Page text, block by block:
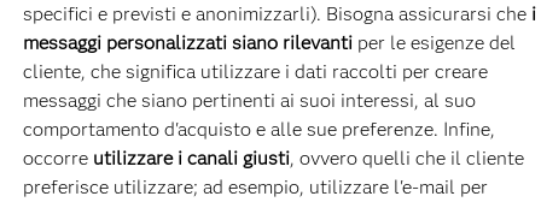
specifici e previsti e anonimizzarli). Bisogna assicurarsi che i
messaggi personalizzati siano rilevantiper le esigenze del
cliente, che significa utilizzare i dati raccolti per creare
messaggi che siano pertinenti ai suoi interessi, al suo
comportamento d'acquisto e alle sue preferenze. Infine,
occorre utilizzare i canali giusti, ovvero quelli che il cliente
preferisce utilizzare; ad esempio, utilizzare l'e-mail per